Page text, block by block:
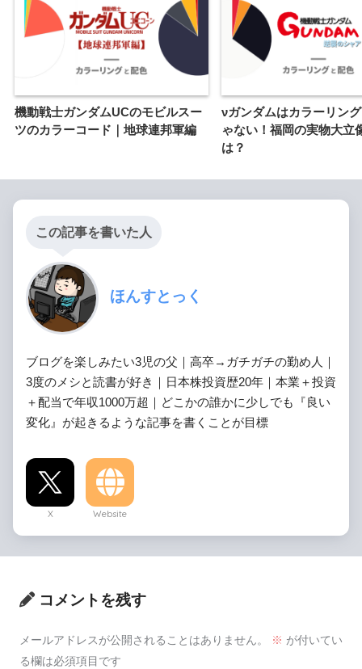
機動戦士ガンダムUCのモビルスー
ツのカラーコード｜地球連邦軍編
νガンダムはカラーリン
ゃない！福岡の実物大立
は？
この記事を書いた人
ほんすとっく
ブログを楽しみたい3児の父｜高卒→ガチガチの勤め人｜
3度のメシと読書が好き｜日本株投資歴20年｜本業＋投資
＋配当で年収1000万超｜どこかの誰かに少しでも『良い
変化』が起きるような記事を書くことが目標
X Website
コメントを残す
メールアドレスが公開されることはありません。 ※ が付いてい
る欄は必須項目です